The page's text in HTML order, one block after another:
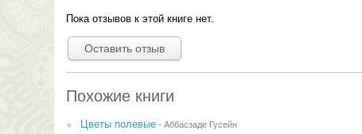
Пока отзывов к этой книге нет.
Оставить отзыв
Похожие книги
Цветы полевые- Аббасзаде Гусейн